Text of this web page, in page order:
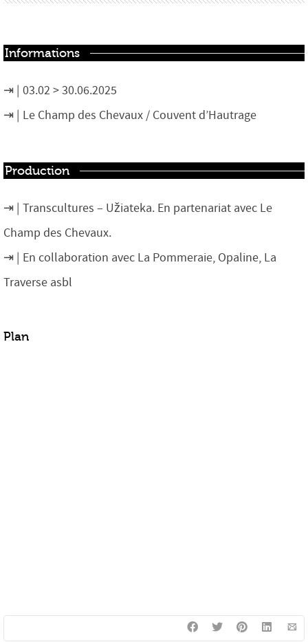
Informations
03.02 > 30.06.2025
Le Champ des Chevaux / Couvent d’Hautrage
Production
Transcultures – Užiateka. En partenariat avec Le
Champ des Chevaux.
En collaboration avec La Pommeraie, Opaline, La
Traverse asbl
Plan